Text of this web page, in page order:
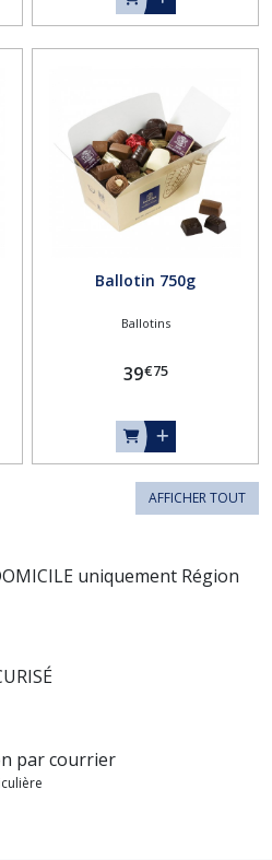
Ballotin 750g
Ballotins
39€75
AFFICHER TOUT
uniquement Région
par courrier